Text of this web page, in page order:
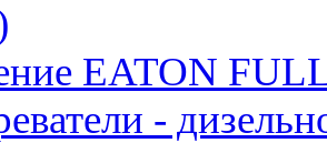
EATON
-